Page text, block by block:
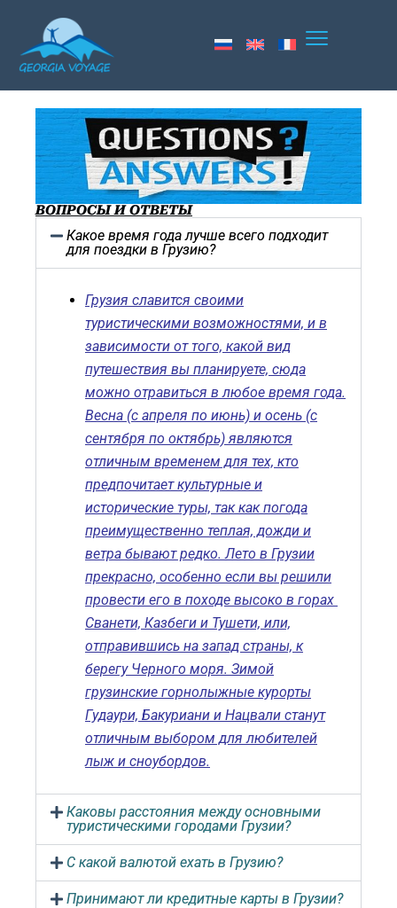
ВОПРОСЫ И ОТВЕТЫ
Какое время года лучше всего подходит
для поездки в Грузию?
Грузия славится своими
туристическими возможностями, и в
зависимости от того, какой вид
путешествия вы планируете, сюда
можно отравиться в любое время года.
Весна (с апреля по июнь) и осень (с
сентября по октябрь) являются
отличным временем для тех, кто
предпочитает культурные и
исторические туры, так как погода
преимущественно теплая, дожди и
ветра бывают редко. Лето в Грузии
прекрасно, особенно если вы решили
провести его в походе высоко в горах
Сванети, Казбеги и Тушети, или,
отправившись на запад страны, к
берегу Черного моря. Зимой
грузинские горнолыжные курорты
Гудаури, Бакуриани и Нацвали станут
отличным выбором для любителей
лыж и сноубордов.
Каковы расстояния между основными
туристическими городами Грузии?
С какой валютой ехать в Грузию?
Принимают ли кредитные карты в Грузии?